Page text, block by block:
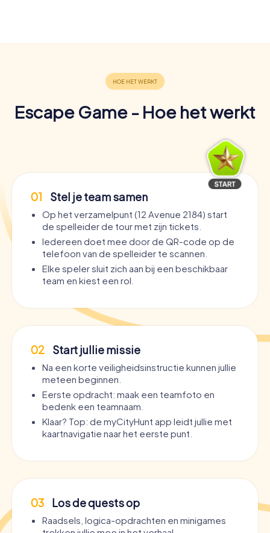
Escape Game - Hoe het werkt
01 Stel je team samen
Op het verzamelpunt (12 Avenue 2184) start
de spelleider de tour met zijn tickets.
Iedereen doet mee door de QR-code op de
telefoon van de spelleider te scannen.
Elke speler sluit zich aan bij een beschikbaar
team en kiest een rol.
02 Start jullie missie
Na een korte veiligheidsinstructie kunnen jullie
meteen beginnen.
Eerste opdracht: maak een teamfoto en
bedenk een teamnaam.
Klaar? Top: de myCityHunt app leidt jullie met
kaartnavigatie naar het eerste punt.
03 Los de quests op
Raadsels, logica-opdrachten en minigames